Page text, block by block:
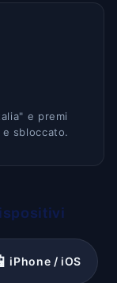
e premi
sbloccato.
iPhone / iOS